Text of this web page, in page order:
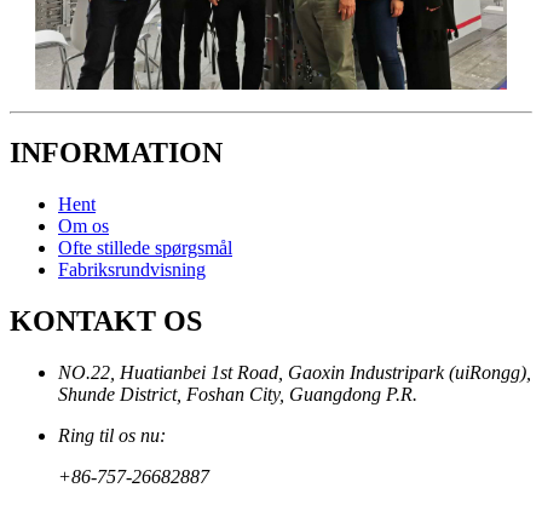
INFORMATION
Hent
Om os
Ofte stillede spørgsmål
Fabriksrundvisning
KONTAKT OS
NO.22, Huatianbei 1st Road, Gaoxin Industripark (uiRongg),
Shunde District, Foshan City, Guangdong P.R.
Ring til os nu:
+86-757-26682887